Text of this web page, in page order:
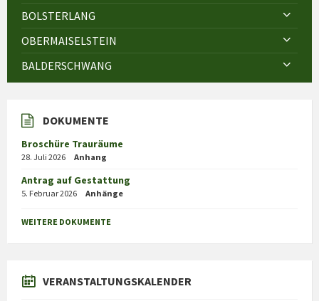
BOLSTERLANG
OBERMAISELSTEIN
BALDERSCHWANG
DOKUMENTE
Broschüre Trauräume
28. Juli 2026 Anhang
Antrag auf Gestattung
5. Februar 2026 Anhänge
WEITERE DOKUMENTE
VERANSTALTUNGSKALENDER